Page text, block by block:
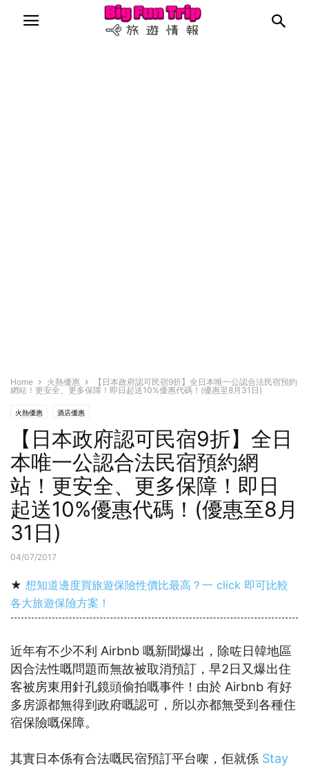
Home 火熱優惠
【日本政府認可民宿9折】全日本唯一公認合法民宿預約
網站！更安全、更多保障！即日起送10%優惠代碼！(優惠至8月31日)
火熱優惠 酒店優惠
【日本政府認可民宿9折】全日
本唯一公認合法民宿預約網
站！更安全、更多保障！即日
起送10%優惠代碼！(優惠至8月
31日)
04/07/2017
★ 想知道邊度買旅遊保險性價比最高？一 click 即可比較
各大旅遊保險方案！
近年有不少不利 Airbnb 嘅新聞爆出，除咗日韓地區
因合法性嘅問題而無故被取消預訂，早2日又爆出住
客被房東用針孔鏡頭偷拍嘅事件！由於 Airbnb 有好
多房源都無得到政府嘅認可，所以亦都無受到各種住
宿保險嘅保障。
其實日本係有合法嘅民宿預訂平台㗎，佢就係 Stay